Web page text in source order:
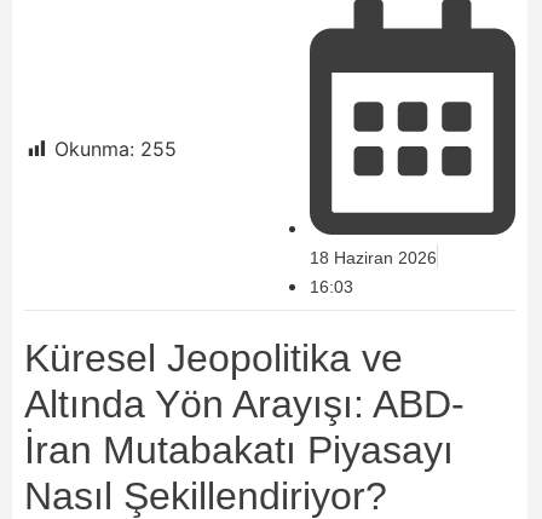
Okunma: 255
18 Haziran 2026
16:03
Küresel Jeopolitika ve
Altında Yön Arayışı: ABD-
İran Mutabakatı Piyasayı
Nasıl Şekillendiriyor?